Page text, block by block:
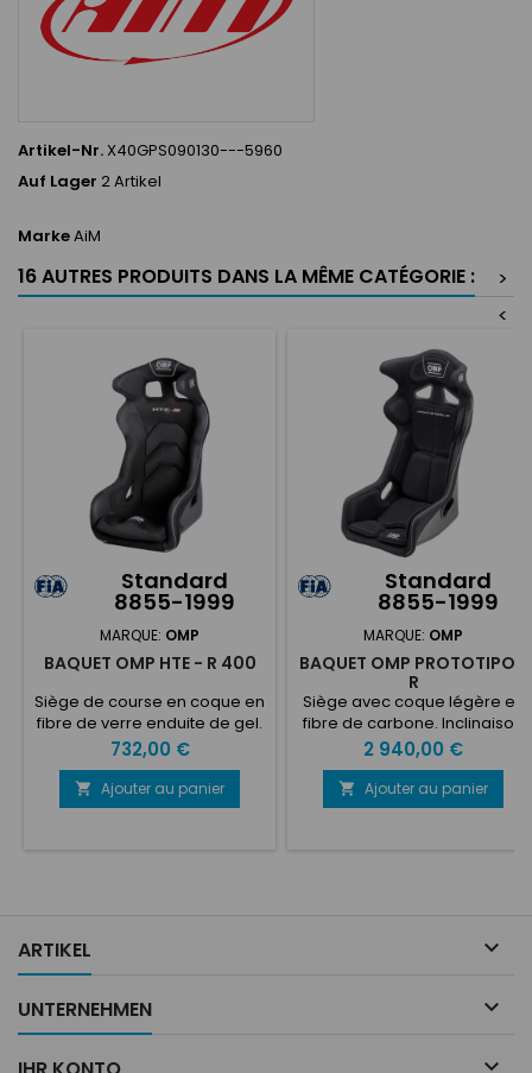
Artikel-Nr. X40GPS090130---5960
Auf Lager 2 Artikel
MarkeAiM
16 AUTRES PRODUITS DANS LA MÊME CATÉGORIE :
>
<
Standard
8855-1999
MARQUE: OMP
BAQUET OMP HTE - R 400
Siège de course en coque en
fibre de verre enduite de gel.
Grandes fentes pour harnais
d'épaule pour s'adapter aux
différentes hauteurs.
Coussinets latéraux de
entièrement en matériau
AIRTEX hautement...
Prix
732,00 €
 Ajouter au panier
Standard
8855-1999
MARQUE: OMP
BAQUET OMP PROTOTIPO -
R
Siège avec coque légère en
fibre de carbone. Inclinaison
du dossier spécifique aux
voitures GT. Grandes fentes
pour harnais d'épaule pour
différentes hauteurs.
jambes fendus pour
Prix
2 940,00 €
 Ajouter au panier
ARTIKEL 
UNTERNEHMEN 